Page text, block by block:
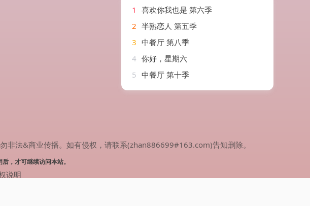
1
喜欢你我也是 第六季
2 半熟恋人 第五季
3 中餐厅 第八季
4 你好，星期六
5 中餐厅 第十季
非法&商业传播。如有侵权，请联系(zhan886699#163.com)告知删除。
，才可继续访问本站。
说明